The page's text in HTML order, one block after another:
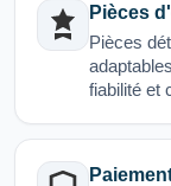
Pièces
Pièces
fiabilité et